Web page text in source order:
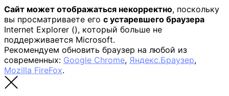
Сайт может отображаться некорректно, поскольку
вы просматриваете его с устаревшего браузера
Internet Explorer (), который больше не
поддерживается Microsoft.
Рекомендуем обновить браузер на любой из
современных: Google Chrome, Яндекс.Браузер,
Mozilla FireFox.